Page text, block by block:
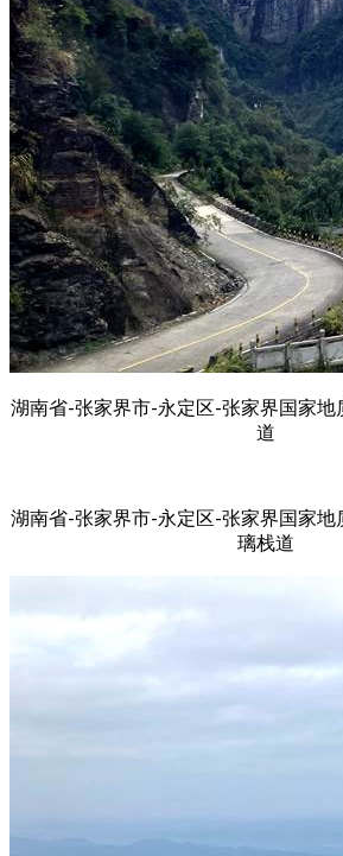
湖南省-张家界市-永定区-张家界国家
道
湖南省-张家界市-永定区-张家界国家
璃栈道